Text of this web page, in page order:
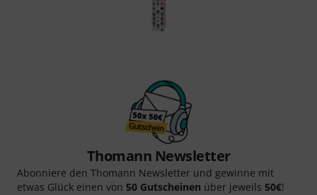
Thomann Newsletter
Abonniere den Thomann Newsletter und gewinne mit
etwas Glück einen von 50 Gutscheinen über jeweils 50€!